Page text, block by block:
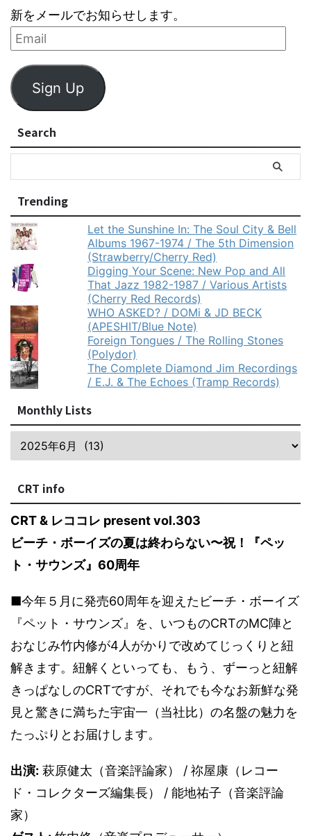
新をメールでお知らせします。
Sign Up
Search
Trending
Let the Sunshine In: The Soul City & Bell
Albums 1967-1974 / The 5th Dimension
(Strawberry/Cherry Red)
Digging Your Scene: New Pop and All
That Jazz 1982-1987 / Various Artists
(Cherry Red Records)
WHO ASKED? / DOMi & JD BECK
(APESHIT/Blue Note)
Foreign Tongues / The Rolling Stones
(Polydor)
The Complete Diamond Jim Recordings
/ E.J. & The Echoes (Tramp Records)
Monthly Lists
CRT info
CRT & レココレ present vol.303
ビーチ・ボーイズの夏は終わらない〜祝！『ペッ
ト・サウンズ』60周年
■今年５月に発売60周年を迎えたビーチ・ボーイズ
『ペット・サウンズ』を、いつものCRTのMC陣と
おなじみ竹内修が4人がかりで改めてじっくりと紐
解きます。紐解くといっても、もう、ずーっと紐解
きっぱなしのCRTですが、それでも今なお新鮮な発
見と驚きに満ちた宇宙一（当社比）の名盤の魅力を
たっぷりとお届けします。
出演: 萩原健太（音楽評論家） / 祢屋康（レコー
ド・コレクターズ編集長） / 能地祐子（音楽評論
家）